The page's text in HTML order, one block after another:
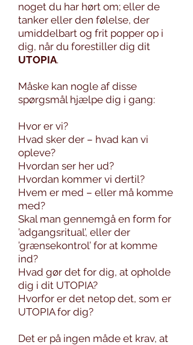
noget du har hørt om; eller de
tanker eller den følelse, der
umiddelbart og frit popper op i
dig, når du forestiller dig dit
UTOPIA.
Måske kan nogle af disse
spørgsmål hjælpe dig i gang:
Hvor er vi?
Hvad sker der – hvad kan vi
opleve?
Hvordan ser her ud?
Hvordan kommer vi dertil?
Hvem er med – eller må komme
med?
Skal man gennemgå en form for
’adgangsritual’, eller der
’grænsekontrol’ for at komme
ind?
Hvad gør det for dig, at opholde
dig i dit UTOPIA?
Hvorfor er det netop det, som er
UTOPIA for dig?
Det er på ingen måde et krav, at